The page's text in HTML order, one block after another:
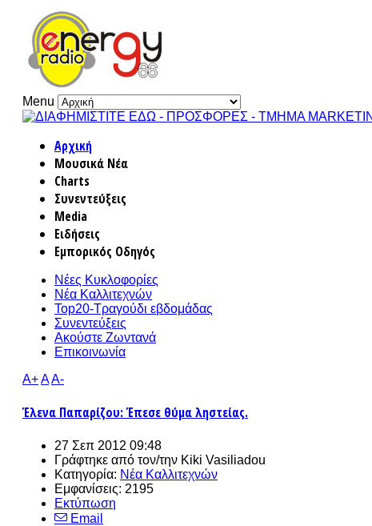
Menu
Αρχική
Μουσικά Νέα
Charts
Συνεντεύξεις
Media
Ειδήσεις
Εμπορικός Οδηγός
Νέες Κυκλοφορίες
Νέα Καλλιτεχνών
Top20-Τραγούδι εβδομάδας
Συνεντεύξεις
Ακούστε Ζωντανά
Επικοινωνία
A+AA-
Έλενα Παπαρίζου: Έπεσε θύμα ληστείας.
27 Σεπ 2012 09:48
Γράφτηκε από τον/την Kiki Vasiliadou
Κατηγορία: Νέα Καλλιτεχνών
Εμφανίσεις: 2195
Εκτύπωση
Email